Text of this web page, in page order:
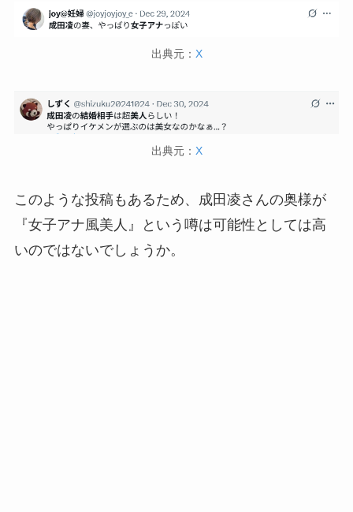
出典元： X
出典元： X
このような投稿もあるため、成田凌さんの奥様が
『女子アナ風美人』という噂は可能性としては高
いのではないでしょうか。